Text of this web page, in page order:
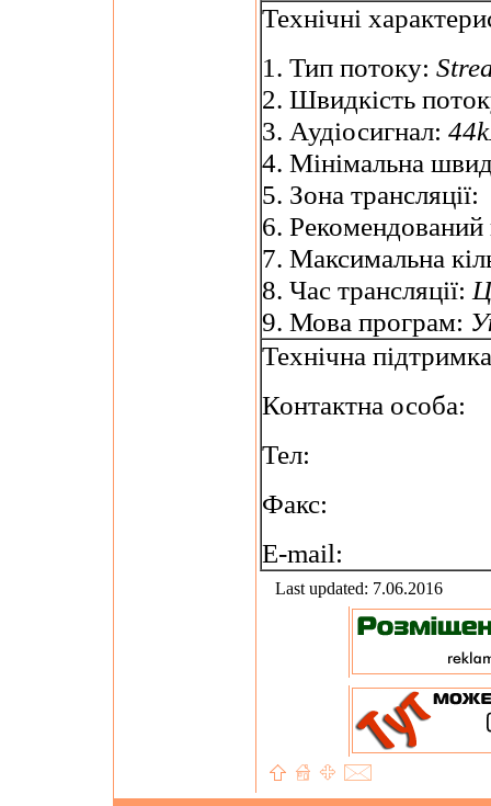
Технічні
1. Тип потоку:
2. Швидкість
3. Аудіосигнал:
4. Мінімальна
5. Зона трансляції:
6.
7. Максимальна
8. Час трансляції:
9. Мова програм:
Технічна підтримка
Контактна особа:
Тел:
Факс:
E-mail:
Last updated: 7.06.2016